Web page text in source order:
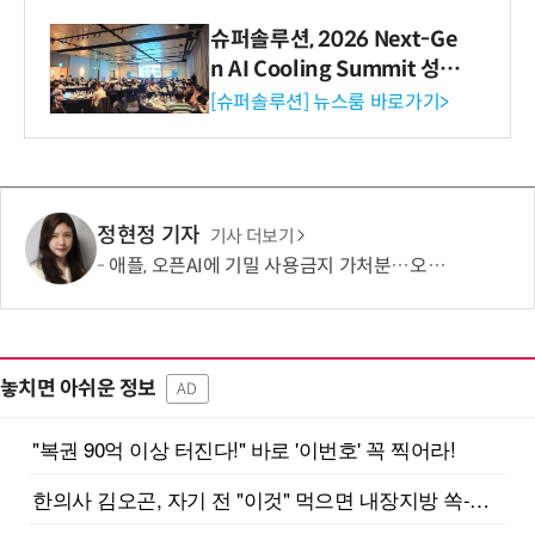
슈퍼솔루션, 2026 Next-Ge
n AI Cooling Summit 성황
리 성료
[슈퍼솔루션] 뉴스룸 바로가기>
정현정 기자 기사 더보기
애플, 오픈AI에 기밀 사용금지 가처분…오픈AI “근거 없는 감정 싸움”
놓치면 아쉬운 정보 AD